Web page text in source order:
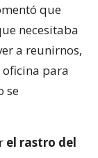
que
necesitaba
a reunirnos,
oficina para
se
el rastro del